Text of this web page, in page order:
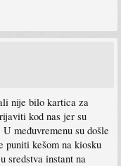
nije bilo kartica za
kod nas jer su
međuvremenu su došle
puniti kešom na kiosku
sredstva instant na